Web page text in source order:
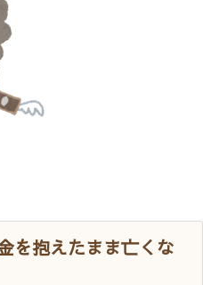
を抱えたまま亡くな